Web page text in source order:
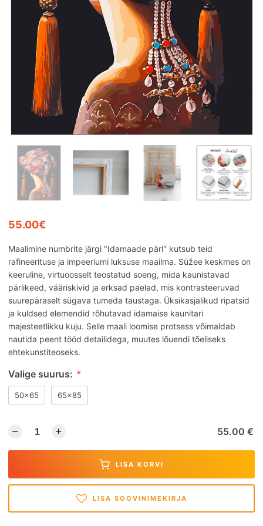
55.00€
Maalimine numbrite järgi "Idamaade pärl" kutsub teid
rafineerituse ja impeeriumi luksuse maailma. Süžee keskmes on
keeruline, virtuoosselt teostatud soeng, mida kaunistavad
pärlikeed, vääriskivid ja erksad paelad, mis kontrasteeruvad
suurepäraselt sügava tumeda taustaga. Üksikasjalikud ripatsid
ja kuldsed elemendid rõhutavad idamaise kaunitari
majesteetlikku kuju. Selle maali loomise protsess võimaldab
nautida peent tööd detailidega, muutes lõuendi tõeliseks
ehtekunstiteoseks.
Valige suurus: *
50x65 65x85
55.00 €
LISA KORVI
LISA SOOVINIMEKIRJA